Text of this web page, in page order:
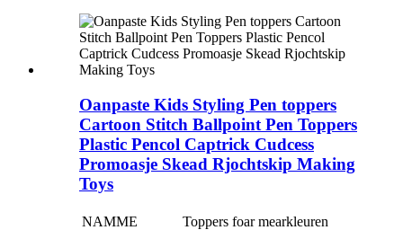
Oanpaste Kids Styling Pen toppers
Cartoon Stitch Ballpoint Pen Toppers
Plastic Pencol Captrick Cudcess
Promoasje Skead Rjochtskip Making
Toys
NAMME
Toppers foar mearkleuren